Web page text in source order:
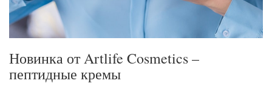
Новинка от Artlife Cosmetics –
пептидные кремы